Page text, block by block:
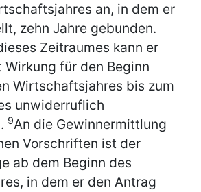
an, in dem er
zehn Jahre gebunden.
Zeitraumes kann er
für den Beginn
Wirtschaftsjahres bis zum
unwiderruflich
9An die Gewinnermittlung
Vorschriften ist der
ab dem Beginn des
in dem er den Antrag